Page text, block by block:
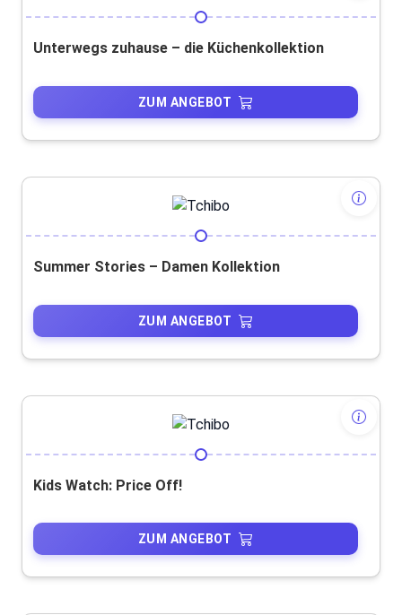
Unterwegs zuhause – die Küchenkollektion
ZUM ANGEBOT
Summer Stories – Damen Kollektion
ZUM ANGEBOT
Kids Watch: Price Off!
ZUM ANGEBOT